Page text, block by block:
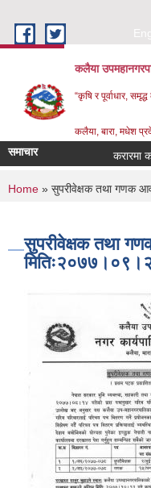
कलैया
“कृषि र पूर्वाधार,
कलैया, बारा, मधेश
समाचार करारमा
You are here
Home » सुपरीवेक्षक तथा गणक
सुपरीवेक्षक तथा